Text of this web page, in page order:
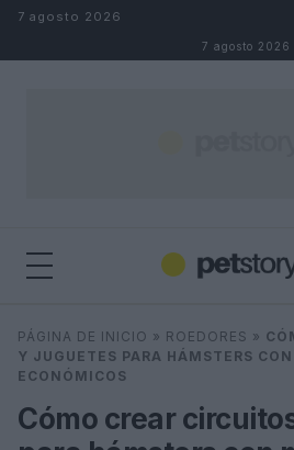
Saltar al contenido
7 agosto 2026
7 agosto 2026
Buscar
PÁGINA DE INICIO » ROEDORES »
Y JUGUETES PARA HÁMSTERS
ECONÓMICOS
Cómo crear